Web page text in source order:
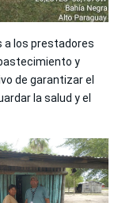
a los prestadores
y
de garantizar el
la salud y el